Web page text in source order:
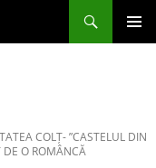
COLȚ- ”CASTELUL DIN
DE O ROMÂNCĂ